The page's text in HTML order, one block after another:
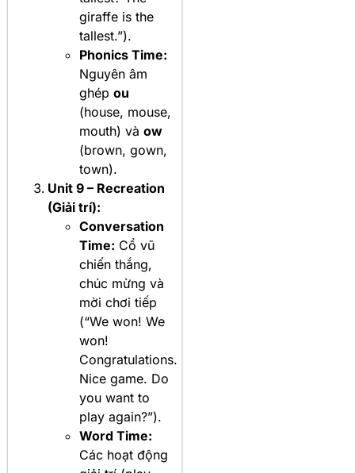
giraffe is the
tallest.”).
Phonics Time:
Nguyên âm
ghép ou
(house, mouse,
mouth) và ow
(brown, gown,
town).
Unit 9 – Recreation
(Giải trí):
Conversation
Time: Cổ vũ
chiến thắng,
chúc mừng và
mời chơi tiếp
(“We won! We
won!
Congratulations.
Nice game. Do
you want to
play again?”).
Word Time:
Các hoạt động